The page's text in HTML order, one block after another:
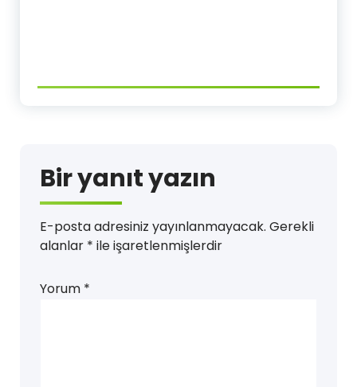
Bir yanıt yazın
E-posta adresiniz yayınlanmayacak. Gerekli
alanlar * ile işaretlenmişlerdir
Yorum *